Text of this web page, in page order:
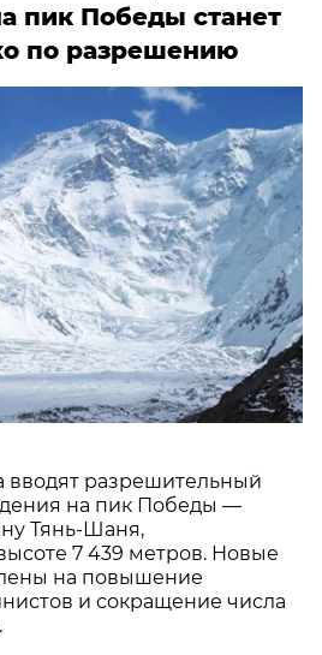
пик Победы станет
по разрешению
вводят разрешительный
на пик Победы —
Тянь-Шаня,
7 439 метров. Новые
на повышение
и сокращение числа